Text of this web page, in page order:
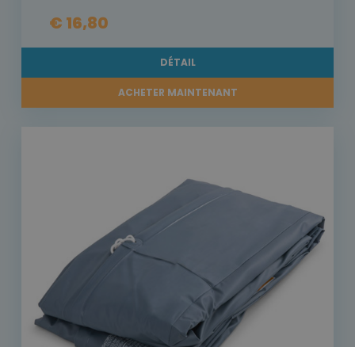
€ 16,80
DÉTAIL
ACHETER MAINTENANT